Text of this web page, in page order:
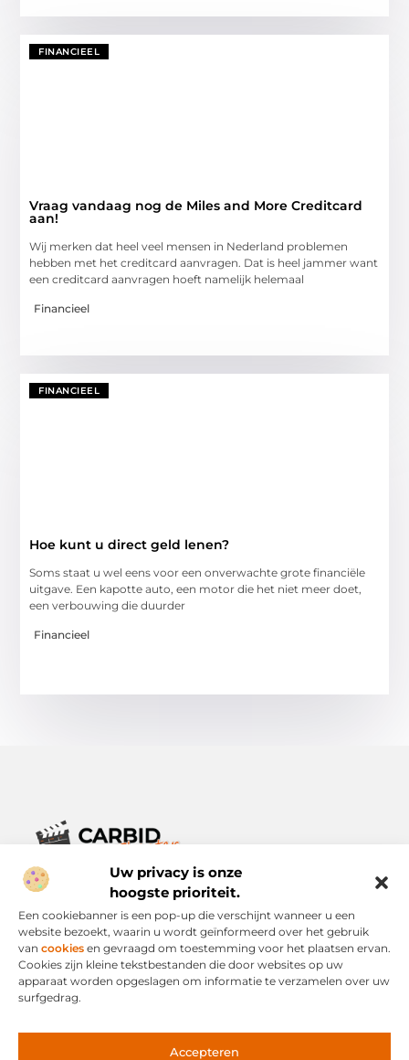
Uw privacy is onze
hoogste prioriteit.
Een cookiebanner is een pop-up die verschijnt wanneer u een
website bezoekt, waarin u wordt geïnformeerd over het gebruik
van cookies en gevraagd om toestemming voor het plaatsen ervan.
Cookies zijn kleine tekstbestanden die door websites op uw
apparaat worden opgeslagen om informatie te verzamelen over uw
surfgedrag.
Accepteren
FINANCIEEL
Vraag vandaag nog de Miles and More Creditcard
aan!
Wij merken dat heel veel mensen in Nederland problemen
hebben met het creditcard aanvragen. Dat is heel jammer want
een creditcard aanvragen hoeft namelijk helemaal
Financieel
FINANCIEEL
Hoe kunt u direct geld lenen?
Soms staat u wel eens voor een onverwachte grote financiële
uitgave. Een kapotte auto, een motor die het niet meer doet,
een verbouwing die duurder
Financieel
Verhalen die het alledaagse leven verrijken.
Ontdek een breed scala aan blogs en artikelen die je inspireren,
informeren en verrijken – voor elke dag, voor iedereen.
Bericht categorie